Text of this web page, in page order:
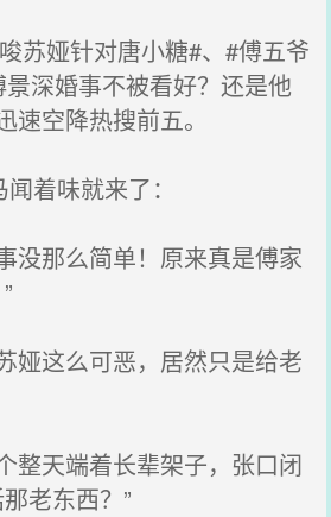
苏娅针对唐小糖#、#傅五爷
深婚事不被看好？还是他
速空降热搜前五。
着味就来了：
没那么简单！原来真是傅家
娅这么可恶，居然只是给老
整天端着长辈架子，张口闭
老东西？”